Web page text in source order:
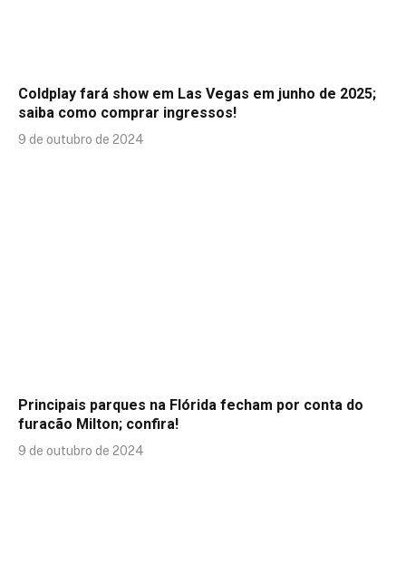
Coldplay fará show em Las Vegas em junho de 2025;
saiba como comprar ingressos!
9 de outubro de 2024
Principais parques na Flórida fecham por conta do
furacão Milton; confira!
9 de outubro de 2024